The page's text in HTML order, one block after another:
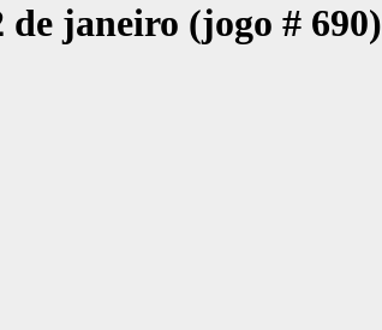
janeiro (jogo # 690)